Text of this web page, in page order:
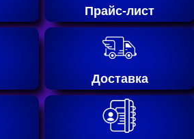
Прайс-лист
Доставка